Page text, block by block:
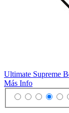
Ultimate Supreme
Más Info